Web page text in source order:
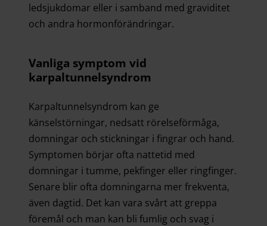
ledsjukdomar eller i samband med graviditet
och andra hormonförändringar.
Vanliga symptom vid
karpaltunnelsyndrom
Karpaltunnelsyndrom kan ge
känselstörningar, nedsatt rörelseförmåga,
domningar och stickningar i fingrar och hand.
Symptomen börjar ofta nattetid med
domningar i tumme, pekfinger eller ringfinger.
Senare blir ofta domningarna mer frekventa,
även dagtid. Det kan vara svårt att greppa
föremål och man kan bli fumlig och svag i